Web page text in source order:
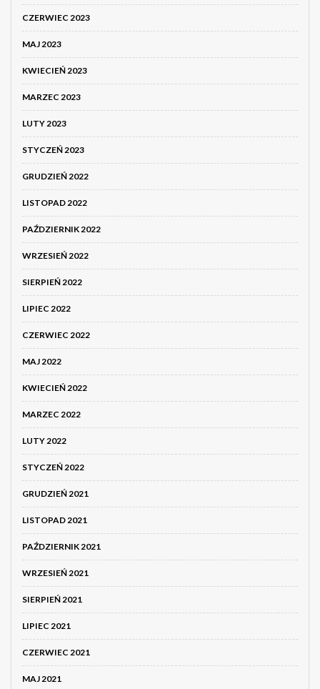
CZERWIEC 2023
MAJ 2023
KWIECIEŃ 2023
MARZEC 2023
LUTY 2023
STYCZEŃ 2023
GRUDZIEŃ 2022
LISTOPAD 2022
PAŹDZIERNIK 2022
WRZESIEŃ 2022
SIERPIEŃ 2022
LIPIEC 2022
CZERWIEC 2022
MAJ 2022
KWIECIEŃ 2022
MARZEC 2022
LUTY 2022
STYCZEŃ 2022
GRUDZIEŃ 2021
LISTOPAD 2021
PAŹDZIERNIK 2021
WRZESIEŃ 2021
SIERPIEŃ 2021
LIPIEC 2021
CZERWIEC 2021
MAJ 2021